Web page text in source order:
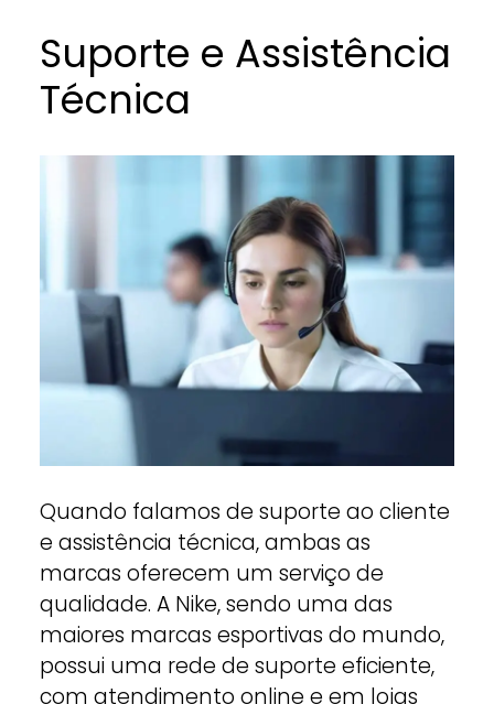
Suporte e Assistência
Técnica
Quando falamos de suporte ao cliente
e assistência técnica, ambas as
marcas oferecem um serviço de
qualidade. A Nike, sendo uma das
maiores marcas esportivas do mundo,
possui uma rede de suporte eficiente,
com atendimento online e em lojas